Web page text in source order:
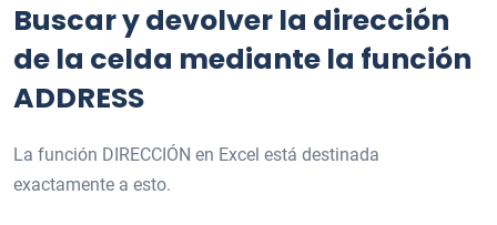
Buscar y devolver la dirección
de la celda mediante la función
ADDRESS
La función DIRECCIÓN en Excel está destinada
exactamente a esto.